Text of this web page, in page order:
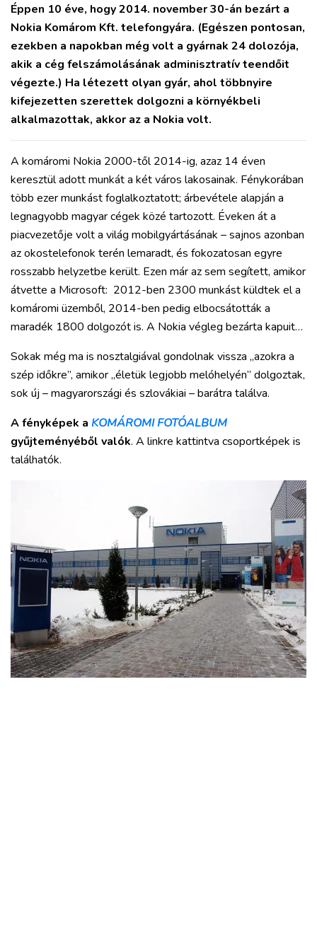
VÁROS
RÉGIÓ
SPORT
KULTÚRA
Éppen 10 éve, hogy 2014. november 30-án bezárt a
Nokia Komárom Kft. telefongyára. (Egészen pontosan,
ezekben a napokban még volt a gyárnak 24 dolozója,
akik a cég felszámolásának adminisztratív teendőit
végezte.) Ha létezett olyan gyár, ahol többnyire
kifejezetten szerettek dolgozni a környékbeli
alkalmazottak, akkor az a Nokia volt.
A komáromi Nokia 2000-től 2014-ig, azaz 14 éven
keresztül adott munkát a két város lakosainak. Fénykorában
több ezer munkást foglalkoztatott; árbevétele alapján a
legnagyobb magyar cégek közé tartozott. Éveken át a
piacvezetője volt a világ mobilgyártásának – sajnos azonban
az okostelefonok terén lemaradt, és fokozatosan egyre
rosszabb helyzetbe került. Ezen már az sem segített, amikor
átvette a Microsoft: 2012-ben 2300 munkást küldtek el a
komáromi üzemből, 2014-ben pedig elbocsátották a
maradék 1800 dolgozót is. A Nokia végleg bezárta kapuit…
Sokak még ma is nosztalgiával gondolnak vissza „azokra a
szép időkre”, amikor „életük legjobb melóhelyén” dolgoztak,
sok új – magyarországi és szlovákiai – barátra találva.
A fényképek a KOMÁROMI FOTÓALBUM
gyűjteményéből valók. A linkre kattintva csoportképek is
találhatók.